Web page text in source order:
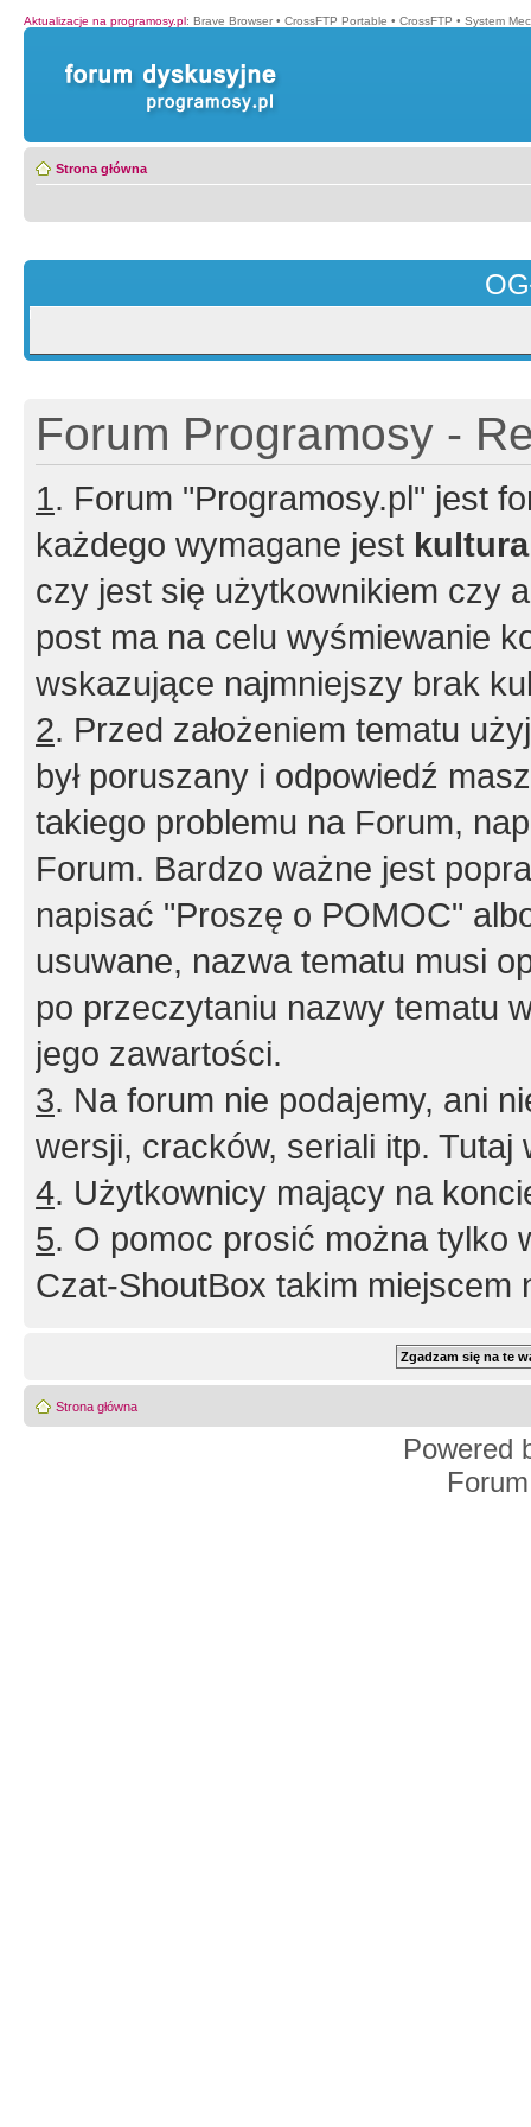
Aktualizacje na programosy.pl: Brave Browser • CrossFTP Portable • CrossFTP • System
Strona główna
Forum Programosy -
1. Forum "Programosy.pl" jest
każdego wymagane jest
czy jest się użytkownikiem czy
post ma na celu wyśmiewanie
wskazujące najmniejszy brak
2. Przed założeniem tematu
był poruszany i odpowiedź
takiego problemu na Forum,
Forum. Bardzo ważne jest
napisać "Proszę o POMOC"
usuwane, nazwa tematu musi
po przeczytaniu nazwy tematu
jego zawartości.
3. Na forum nie podajemy, ani
wersji, cracków, seriali itp. Tutaj
4. Użytkownicy mający na
5. O pomoc prosić można tylko
Czat-ShoutBox takim miejscem
Strona główna
Powered